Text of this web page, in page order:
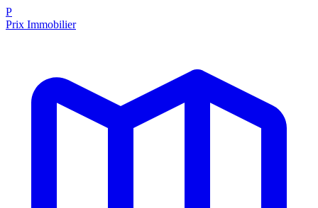
P
Prix Immobilier